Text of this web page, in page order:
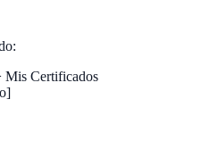
Mis Certificados